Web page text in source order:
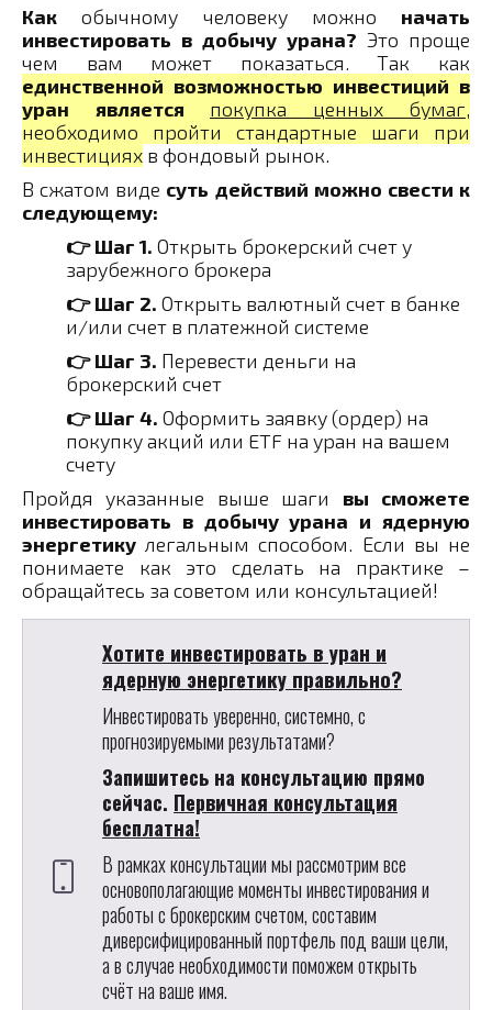
Как обычному человеку можно начать
инвестировать в добычу урана? Это проще
чем вам может показаться. Так как
единственной возможностью инвестиций в
уран является
покупка ценных бумаг,
необходимо пройти стандартные шаги при
инвестициях в фондовый рынок.
В сжатом виде суть действий можно свести к
следующему:
👉 Шаг 1. Открыть брокерский счет у
зарубежного брокера
👉 Шаг 2. Открыть валютный счет в банке
и/или счет в платежной системе
👉 Шаг 3. Перевести деньги на
брокерский счет
👉 Шаг 4. Оформить заявку (ордер) на
покупку акций или ETF на уран на вашем
счету
Пройдя указанные выше шаги вы сможете
инвестировать в добычу урана и ядерную
энергетику легальным способом. Если вы не
понимаете как это сделать на практике –
обращайтесь за советом или консультацией!
Хотите инвестировать в уран и
ядерную энергетику правильно?
Инвестировать уверенно, системно, с
прогнозируемыми результатами?
Запишитесь на консультацию прямо
сейчас. Первичная консультация
бесплатна!
В рамках консультации мы рассмотрим все
основополагающие моменты инвестирования и
работы с брокерским счетом, составим
диверсифицированный портфель под ваши цели,
а в случае необходимости поможем открыть
счёт на ваше имя.